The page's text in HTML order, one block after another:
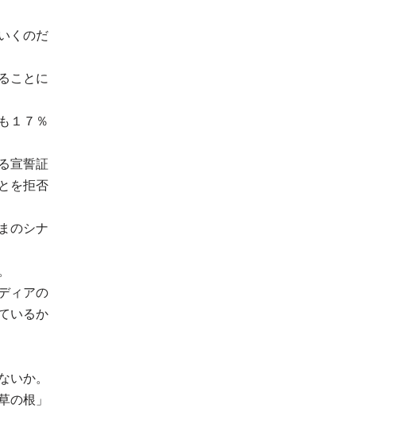
くのだ
ことに
１７％
宣誓証
を拒否
のシナ
ィアの
いるか
いか。
の根」